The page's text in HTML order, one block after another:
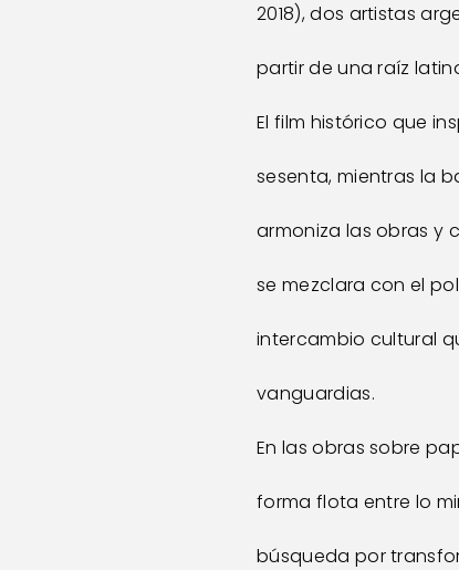
2018), dos artistas
partir de una raíz
El film histórico que
sesenta, mientras la
armoniza las obras y
se mezclara con el
intercambio cultural
vanguardias.
En las obras sobre
forma flota entre lo
búsqueda por